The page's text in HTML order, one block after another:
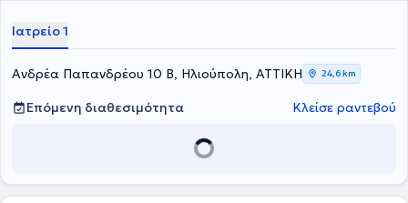
Αμαλία Φλέμιγκ.
Ιατρείο 1
Ανδρέα Παπανδρέου 10 Β, Ηλιούπολη, ΑΤΤΙΚΗ 24,6 km
Επόμενη διαθεσιμότητα Κλείσε ραντεβού